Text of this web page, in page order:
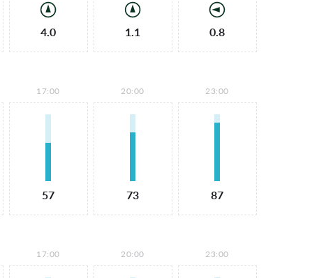
4.0 1.1 0.8
17:00
57
20:00
73
23:00
87
17:00 20:00 23:00